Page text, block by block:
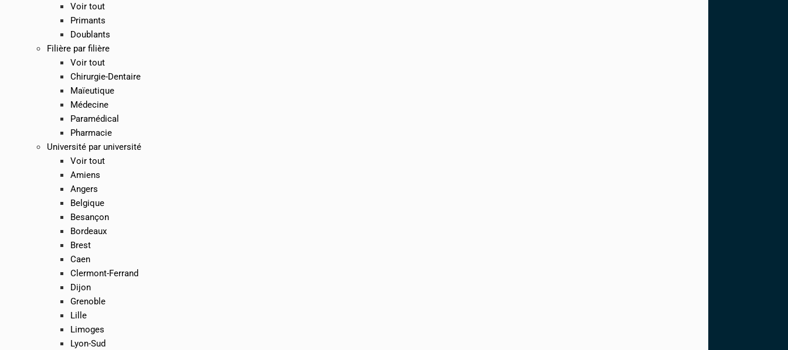
Voir tout
Primants
Doublants
Filière par filière
Voir tout
Chirurgie-Dentaire
Maïeutique
Médecine
Paramédical
Pharmacie
Université par université
Voir tout
Amiens
Angers
Belgique
Besançon
Bordeaux
Brest
Caen
Clermont-Ferrand
Dijon
Grenoble
Lille
Limoges
Lyon-Sud